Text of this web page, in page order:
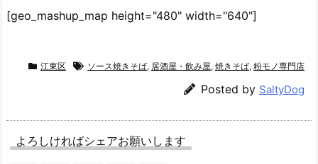
[geo_mashup_map height="480" width="640"]
江東区 ソース焼きそば, 居酒屋・飲み屋, 焼きそば, 粉モノ専門店
Posted by SaltyDog
よろしければシェアお願いします